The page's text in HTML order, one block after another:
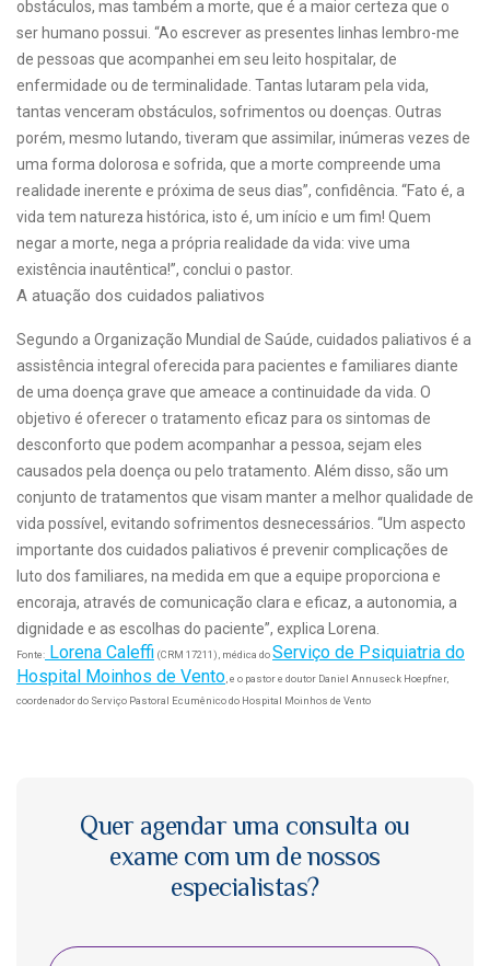
obstáculos, mas também a morte, que é a maior certeza que o
ser humano possui. “Ao escrever as presentes linhas lembro-me
de pessoas que acompanhei em seu leito hospitalar, de
enfermidade ou de terminalidade. Tantas lutaram pela vida,
tantas venceram obstáculos, sofrimentos ou doenças. Outras
porém, mesmo lutando, tiveram que assimilar, inúmeras vezes de
uma forma dolorosa e sofrida, que a morte compreende uma
realidade inerente e próxima de seus dias”, confidência. “Fato é, a
vida tem natureza histórica, isto é, um início e um fim! Quem
negar a morte, nega a própria realidade da vida: vive uma
existência inautêntica!”, conclui o pastor.
A atuação dos cuidados paliativos
Segundo a Organização Mundial de Saúde, cuidados paliativos é a
assistência integral oferecida para pacientes e familiares diante
de uma doença grave que ameace a continuidade da vida. O
objetivo é oferecer o tratamento eficaz para os sintomas de
desconforto que podem acompanhar a pessoa, sejam eles
causados pela doença ou pelo tratamento. Além disso, são um
conjunto de tratamentos que visam manter a melhor qualidade de
vida possível, evitando sofrimentos desnecessários. “Um aspecto
importante dos cuidados paliativos é prevenir complicações de
luto dos familiares, na medida em que a equipe proporciona e
encoraja, através de comunicação clara e eficaz, a autonomia, a
dignidade e as escolhas do paciente”, explica Lorena.
Fonte: Lorena Caleffi (CRM 17211), médica doServiço de Psiquiatria do
Hospital Moinhos de Vento , e o pastor e doutor Daniel Annuseck Hoepfner,
coordenador do Serviço Pastoral Ecumênico do Hospital Moinhos de Vento
Quer agendar uma consulta ou
exame com um de nossos
especialistas?